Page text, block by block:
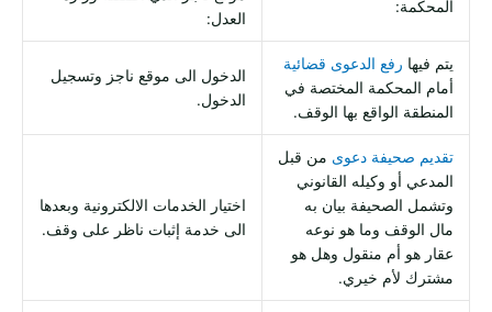
المحكمة:
العدل:
يتم فيها رفع الدعوى قضائية
أمام المحكمة المختصة في
المنطقة الواقع بها الوقف.
الدخول الى موقع ناجز وتسجيل
الدخول.
تقديم صحيفة دعوىمن قبل
المدعي أو وكيله القانوني
وتشمل الصحيفة بيان به
مال الوقف وما هو نوعه
عقار هو أم منقول وهل هو
مشترك لأم خيري.
اختيار الخدمات الالكترونية وبعدها
الى خدمة إثبات ناظر على وقف.